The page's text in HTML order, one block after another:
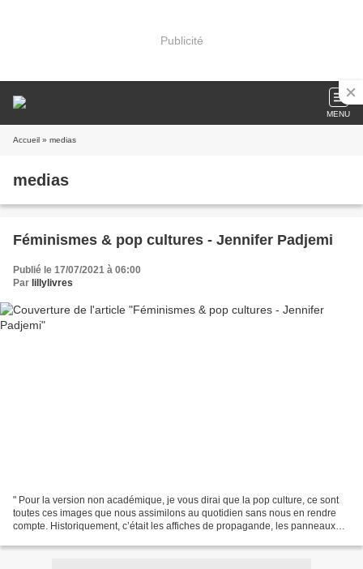
Publicité
MENU
Accueil » medias
medias
Féminismes & pop cultures - Jennifer Padjemi
Publié le 17/07/2021 à 06:00
Par lillylivres
" Pour la version non académique, je vous dirai que la pop culture, ce sont
toutes ces images que nous assimilons au quotidien sans nous en rendre
compte. Historiquement, c’était les affiches de propagande, les panneaux